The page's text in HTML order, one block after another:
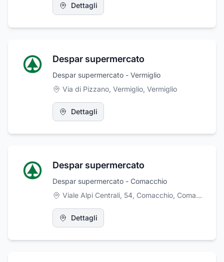
Dettagli
Despar supermercato
Despar supermercato - Vermiglio
Via di Pizzano, Vermiglio, Vermiglio
Dettagli
Despar supermercato
Despar supermercato - Comacchio
Viale Alpi Centrali, 54, Comacchio, Comacchio
Dettagli